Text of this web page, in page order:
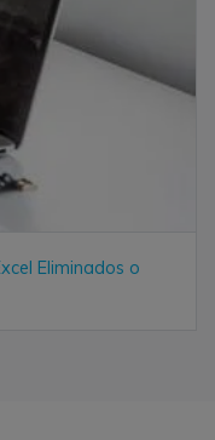
Eliminados o